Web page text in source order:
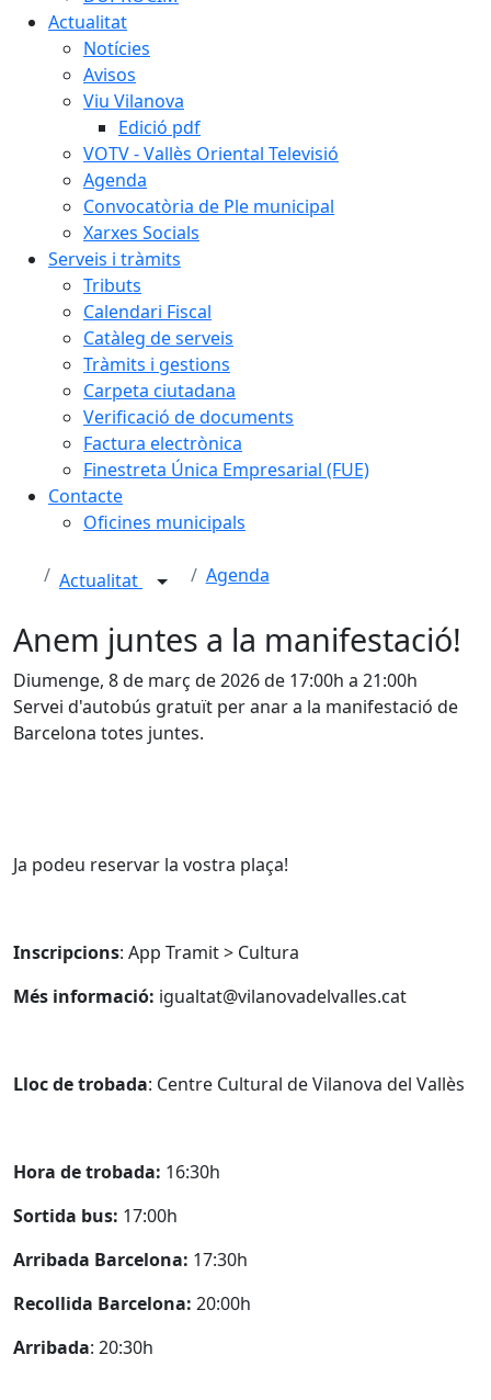
Actualitat
Notícies
Avisos
Viu Vilanova
Edició pdf
VOTV - Vallès Oriental Televisió
Agenda
Convocatòria de Ple municipal
Xarxes Socials
Serveis i tràmits
Tributs
Calendari Fiscal
Catàleg de serveis
Tràmits i gestions
Carpeta ciutadana
Verificació de documents
Factura electrònica
Finestreta Única Empresarial (FUE)
Contacte
Oficines municipals
Actualitat Agenda
Anem juntes a la manifestació!
Diumenge, 8 de març de 2026 de 17:00h a 21:00h
Servei d'autobús gratuït per anar a la manifestació de
Barcelona totes juntes.
Ja podeu reservar la vostra plaça!
Inscripcions: App Tramit > Cultura
Més informació: igualtat@vilanovadelvalles.cat
Lloc de trobada: Centre Cultural de Vilanova del Vallès
Hora de trobada: 16:30h
Sortida bus: 17:00h
Arribada Barcelona: 17:30h
Recollida Barcelona: 20:00h
Arribada: 20:30h